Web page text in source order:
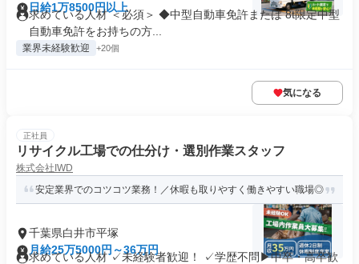
日給1万8500円以上
求めている人材 ＜必須＞ ◆中型自動車免許または 8t限定中型
自動車免許をお持ちの方...
業界未経験歓迎 +20個
気になる
正社員
リサイクル工場での仕分け・選別作業スタッフ
株式会社IWD
安定業界でのコツコツ業務！／休暇も取りやすく働きやすい職場◎
千葉県白井市平塚
月給25万5000円～36万円
求めている人材 ✓未経験者歓迎！ ✓学歴不問▶中卒・高卒歓